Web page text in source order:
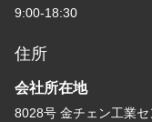
9:00-18:30
住所
会社所在地
8028号 金チェン工業